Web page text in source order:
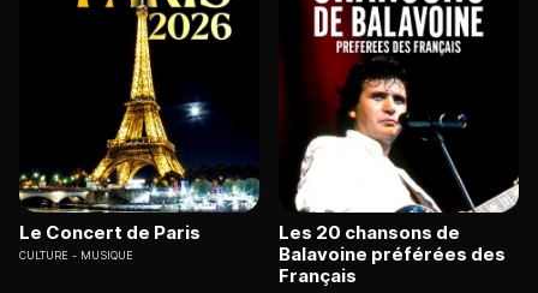
Le Concert de Paris
CULTURE MUSIQUE
Les 20 chansons de
Balavoine préférées des
Français